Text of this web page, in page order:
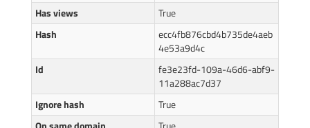
Has views
True
Hash
ecc4fb876cbd4b735de4aeb
4e53a9d4c
Id
fe3e23fd-109a-46d6-abf9-
11a288ac7d37
Ignore hash
True